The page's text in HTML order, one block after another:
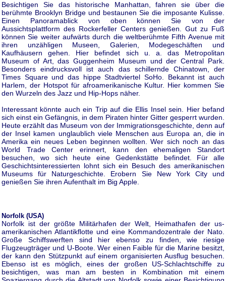
Besichtigen Sie das historische Manhattan, fahren sie über die
berühmte Brooklyn Bridge und bestaunen Sie die imposante Kulisse.
Einen Panoramablick von oben können Sie von der
Aussichtsplattform des Rockerfeller Centers genießen. Gut zu Fuß
können Sie weiter aufwärts durch die weltberühmte Fifth Avenue mit
ihren unzähligen Museen, Galerien, Modegeschäften und
Kaufhäusern gehen. Hier befindet sich u. a. das Metropolitan
Museum of Art, das Guggenheim Museum und der Central Park.
Besonders eindrucksvoll ist auch das schillernde Chinatown, der
Times Square und das hippe Stadtviertel SoHo. Bekannt ist auch
Harlem, der Hotspot für afroamerikanische Kultur. Hier kommen Sie
den Wurzeln des Jazz und Hip-Hops näher.
Interessant könnte auch ein Trip auf die Ellis Insel sein. Hier befand
sich einst ein Gefängnis, in dem Piraten hinter Gitter gesperrt wurden.
Heute erzählt das Museum von der Immigrationsgeschichte, denn auf
der Insel kamen unglaublich viele Menschen aus Europa an, die in
Amerika ein neues Leben beginnen wollten. Wer sich noch an das
World Trade Center erinnert, kann den ehemaligen Standort
besuchen, wo sich heute eine Gedenkstätte befindet. Für alle
Geschichtsinteressierten lohnt sich ein Besuch des amerikanischen
Museums für Naturgeschichte. Erobern Sie New York City und
genießen Sie ihren Aufenthalt im Big Apple.
Norfolk (USA)
Norfolk ist der größte Militärhafen der Welt, Heimathafen der us-
amerikanischen Atlantikflotte und eine Kommandozentrale der Nato.
Große Schiffswerften sind hier ebenso zu finden, wie riesige
Flugzeugträger und U-Boote. Wer einen Faible für die Marine besitzt,
der kann den Stützpunkt auf einem organisierten Ausflug besuchen.
Ebenso ist es möglich, eines der großen US-Schlachtschiffe zu
besichtigen, was man am besten in Kombination mit einem